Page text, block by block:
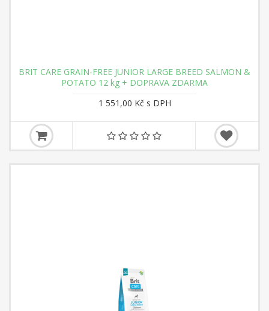
BRIT CARE GRAIN-FREE JUNIOR LARGE BREED SALMON &
POTATO 12 kg + DOPRAVA ZDARMA
1 551,00 Kč s DPH